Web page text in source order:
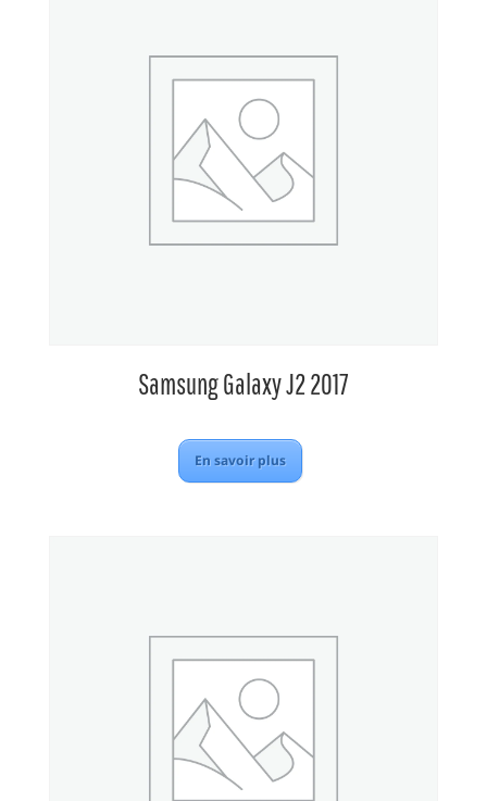
Samsung Galaxy J2 2017
En savoir plus